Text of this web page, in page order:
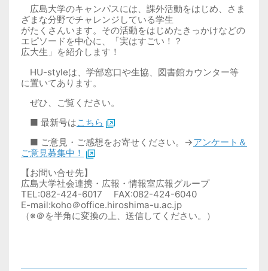
広島大学のキャンパスには、課外活動をはじめ、さま
ざまな分野でチャレンジしている学生
がたくさんいます。その活動をはじめたきっかけなどの
エピソードを中心に、「実はすごい！？
広大生」を紹介します！
HU-styleは、学部窓口や生協、図書館カウンター等
に置いてあります。
ぜひ、ご覧ください。
■ 最新号はこちら
■ ご意見・ご感想をお寄せください。→アンケート＆
ご意見募集中！
【お問い合せ先】
広島大学社会連携・広報・情報室広報グループ
TEL:082-424-6017 FAX:082-424-6040
E-mail:koho＠office.hiroshima-u.ac.jp
（※＠を半角に変換の上、送信してください。）